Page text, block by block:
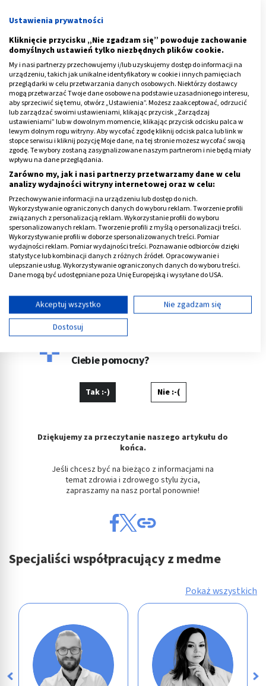
Z życia wzięte…
Potwierdzeniem teorii profesora był przypadek
osiemnastoletniej dziewczyny cierpiącej na ciężką
depresję, leczoną lekami przeciwdepresyjnymi.
Okazało się, że pacjentka ma objawy uczulenia na
pszenicę. W okresie 3 tygodni od wdrożenia diety
eliminacyjnej, objawy depresji zaczęły ustępować, a
dziewczyna nie wymagała już leczenia
psychiatrycznego.
Te najnowsze odkrycia związku pomiędzy dietą,
nietolerancją pokarmową i alergią pokarmową a
zaburzeniami w sferze psychicznej mogą zakończyć
cierpienie wielu milionów ludzi cierpiących na tego typu
schorzenia.
ek
Ciebie pomocny?
Tak :-) Nie :-(
Dziękujemy za przeczytanie naszego artykułu do
końca.
Jeśli chcesz być na bieżąco z informacjami na
temat zdrowia i zdrowego stylu życia,
zapraszamy na nasz portal ponownie!
Specjaliści współpracujący z medme
Pokaż wszystkich
Ustawienia prywatności
Kliknięcie przycisku „Nie zgadzam się” powoduje zachowanie
domyślnych ustawień tylko niezbędnych plików cookie.
My i nasi partnerzy przechowujemy i/lub uzyskujemy dostęp do informacji na
urządzeniu, takich jak unikalne identyfikatory w cookie i innych pamięciach
przeglądarki w celu przetwarzania danych osobowych. Niektórzy dostawcy
mogą przetwarzać Twoje dane osobowe na podstawie uzasadnionego interesu,
aby sprzeciwić się temu, otwórz „Ustawienia”. Możesz zaakceptować, odrzucić
lub zarządzać swoimi ustawieniami, klikając przycisk „Zarządzaj
ustawieniami” lub w dowolnym momencie, klikając przycisk odcisku palca w
lewym dolnym rogu witryny. Aby wycofać zgodę kliknij odcisk palca lub link w
stopce serwisu i kliknij pozycję Moje dane, na tej stronie możesz wycofać swoją
zgodę. Te wybory zostaną zasygnalizowane naszym partnerom i nie będą miały
wpływu na dane przeglądania.
Zarówno my, jak i nasi partnerzy przetwarzamy dane w celu
analizy wydajności witryny internetowej oraz w celu:
Przechowywanie informacji na urządzeniu lub dostęp do nich.
Wykorzystywanie ograniczonych danych do wyboru reklam. Tworzenie profili
związanych z personalizacją reklam. Wykorzystanie profili do wyboru
spersonalizowanych reklam. Tworzenie profili z myślą o personalizacji treści.
Wykorzystywanie profili w doborze spersonalizowanych treści. Pomiar
wydajności reklam. Pomiar wydajności treści. Poznawanie odbiorców dzięki
statystyce lub kombinacji danych z różnych źródeł. Opracowywanie i
ulepszanie usług. Wykorzystywanie ograniczonych danych do wyboru treści.
Dane mogą być udostępniane poza Unię Europejską i wysyłane do USA.
Wyświetl listę partnerów (11 dostawców IAB)
Używamy Twoich danych w następujących celach:
Cele przetwarzania IAB:
Przechowywanie informacji na urządzeniu lub
dostęp do nich
Wykorzystywanie ograniczonych danych do
spersonalizowanych reklam
Tworzenie profili w celu personalizacji treści
Wykorzystywanie profili w celu doboru
spersonalizowanych treści
Rozumienie odbiorców dzięki statystyce lub
kombinacji danych z różnych źródeł
Rozwój i ulepszanie usług
Wykorzystywanie ograniczonych danych do
wyboru treści
Akceptuj wszystko
Nie zgadzam się
Dostosuj